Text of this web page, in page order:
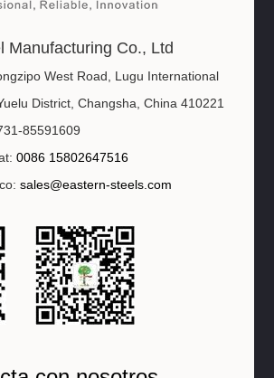
Manufacturing Co., Ltd
West Road, Lugu International
District, Changsha, China 410221
85591609
0086 15802647516
sales@eastern-steels.com